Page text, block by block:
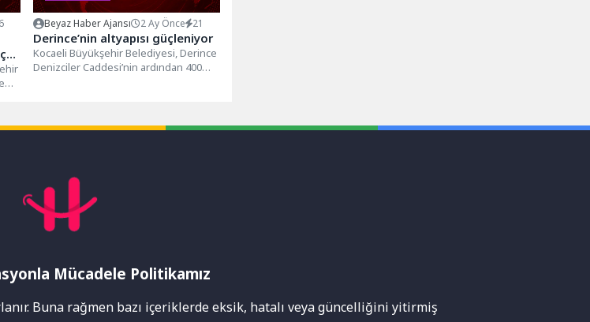
Beyaz Haber Ajansı 2 Ay Önce 21
Derince’nin altyapısı güçleniyor
Kocaeli Büyükşehir Belediyesi, Derince
Denizciler Caddesi’nin ardından 400
Mücadele Politikamız
Buna rağmen bazı içeriklerde eksik, hatalı veya güncelliğini yitirmiş